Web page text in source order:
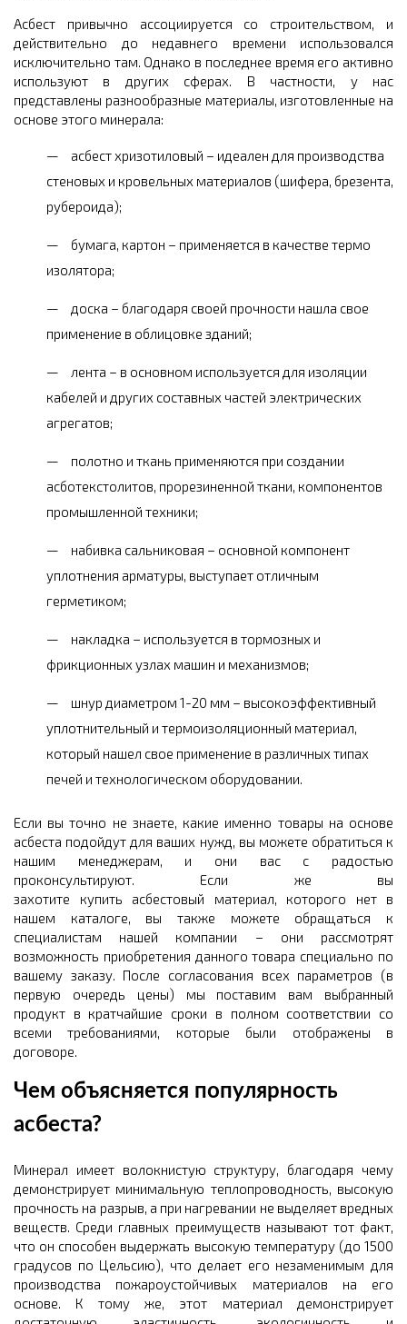
Асбест привычно ассоциируется со строительством, и
действительно до недавнего времени использовался
исключительно там. Однако в последнее время его активно
используют в других сферах. В частности, у нас
представлены разнообразные материалы, изготовленные на
основе этого минерала:
асбест хризотиловый – идеален для производства
стеновых и кровельных материалов (шифера, брезента,
рубероида);
бумага, картон – применяется в качестве термо
изолятора;
доска – благодаря своей прочности нашла свое
применение в облицовке зданий;
лента – в основном используется для изоляции
кабелей и других составных частей электрических
агрегатов;
полотно и ткань применяются при создании
асботекстолитов, прорезиненной ткани, компонентов
промышленной техники;
набивка сальниковая – основной компонент
уплотнения арматуры, выступает отличным
герметиком;
накладка – используется в тормозных и
фрикционных узлах машин и механизмов;
шнур диаметром 1-20 мм – высокоэффективный
уплотнительный и термоизоляционный материал,
который нашел свое применение в различных типах
печей и технологическом оборудовании.
Если вы точно не знаете, какие именно товары на основе
асбеста подойдут для ваших нужд, вы можете обратиться к
нашим менеджерам, и они вас с радостью
проконсультируют. Если же вы
захотите купить асбестовый материал, которого нет в
нашем каталоге, вы также можете обращаться к
специалистам нашей компании – они рассмотрят
возможность приобретения данного товара специально по
вашему заказу. После согласования всех параметров (в
первую очередь цены) мы поставим вам выбранный
продукт в кратчайшие сроки в полном соответствии со
всеми требованиями, которые были отображены в
договоре.
Чем объясняется популярность
асбеста?
Минерал имеет волокнистую структуру, благодаря чему
демонстрирует минимальную теплопроводность, высокую
прочность на разрыв, а при нагревании не выделяет вредных
веществ. Среди главных преимуществ называют тот факт,
что он способен выдержать высокую температуру (до 1500
градусов по Цельсию), что делает его незаменимым для
производства пожароустойчивых материалов на его
основе. К тому же, этот материал демонстрирует